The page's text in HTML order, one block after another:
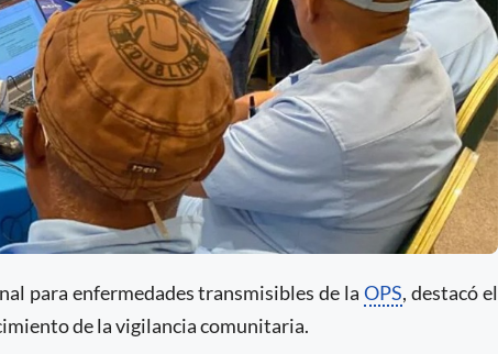
para enfermedades transmisibles de laOPS, destacó el
de la vigilancia comunitaria.